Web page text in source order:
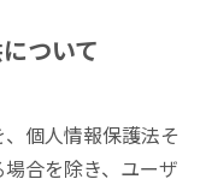
ついて
個人情報保護法そ
合を除き、ユーザ